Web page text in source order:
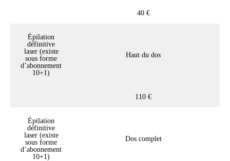
40 €
Épilation
définitive
laser (existe
sous forme
d’abonnement
10+1)
Haut du dos
110 €
Épilation
définitive
laser (existe
sous forme
d’abonnement
10+1)
Dos complet